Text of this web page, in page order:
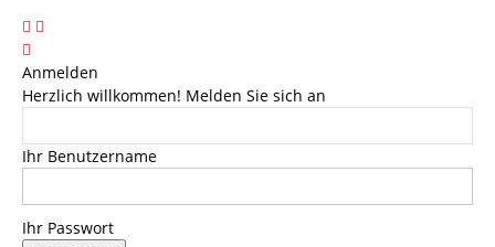
Anmelden
Herzlich willkommen! Melden Sie sich an
Ihr Benutzername
Ihr Passwort